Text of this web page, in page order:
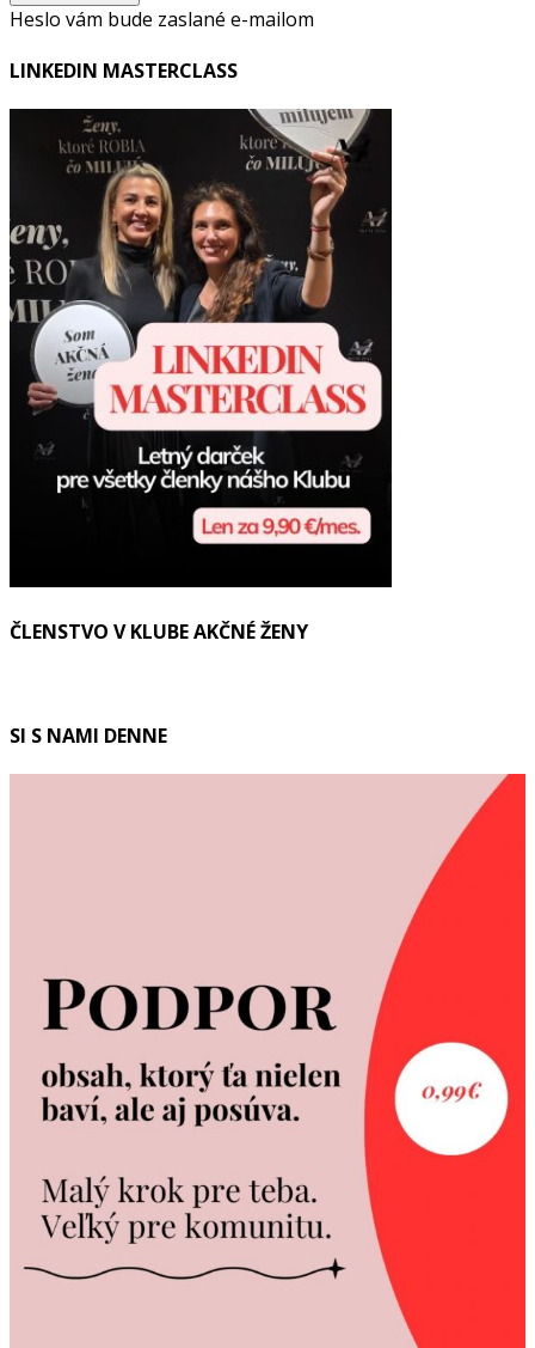
Heslo vám bude zaslané e-mailom
LINKEDIN MASTERCLASS
ČLENSTVO V KLUBE AKČNÉ ŽENY
SI S NAMI DENNE